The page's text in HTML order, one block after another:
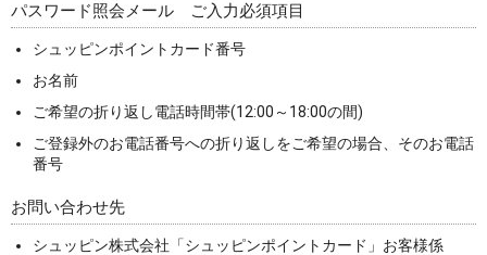
パスワード照会メール ご入力必須項目
シュッピンポイントカード番号
お名前
ご希望の折り返し電話時間帯(12:00～18:00の間)
ご登録外のお電話番号への折り返しをご希望の場合、そのお電話
番号
お問い合わせ先
シュッピン株式会社「シュッピンポイントカード」お客様係